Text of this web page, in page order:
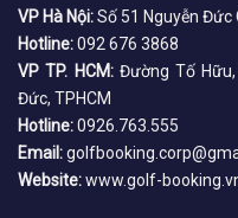
VP Hà Nội:Số 51 Nguyễn Đức
Hotline:092 676 3868
VP TP. HCM:Đường Tố Hữu,
Đức, TPHCM
Hotline:0926.763.555
Email:
Website:www.golf-